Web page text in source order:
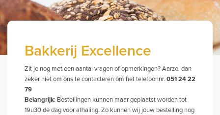
Bakkerij Excellence
Zit je nog met een aantal vragen of opmerkingen? Aarzel dan
zeker niet om ons te contacteren om het telefoonnr. 051 24 22
79
Belangrijk: Bestellingen kunnen maar geplaatst worden tot
19u30 de dag voor afhaling. Zo kunnen wij jouw bestelling nog